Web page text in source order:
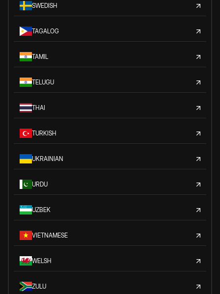
SWEDISH
TAGALOG
TAMIL
TELUGU
THAI
TURKISH
UKRAINIAN
URDU
UZBEK
VIETNAMESE
WELSH
ZULU